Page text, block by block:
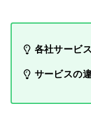
各社サービ
サービスの